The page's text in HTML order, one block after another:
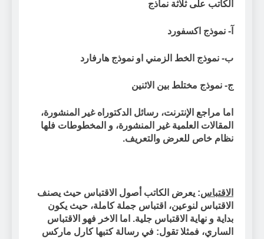
الكاتب على ثلاثة نماذج
آ- نموذج اكسفورد
ب- نموذج الخط الزمني او نموذج هارفارد
ج- نموذج مختلط بين الاثنين
اما مراجع الإنترنت، رسائل الدكتوراه غير المنشورة،
المقالات العلمية غير المنشورة، و المخطوطات فلها
نظام خاص للعرض والتعريف.
الاقتباس: يعرض الكاتب أصول الاقتباس حيث يصنف
الاقتباس لنوعين، اقتباس جملة كاملة، حيث يكون
بداية و نهاية الاقتباس جلية. اما الاخر فهو الاقتباس
الساري، فمثلا تقول: في رسالة كتبها كارل ماركس